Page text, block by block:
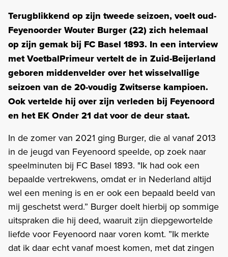
Terugblikkend op zijn tweede seizoen, voelt oud-
Feyenoorder Wouter Burger (22) zich helemaal
op zijn gemak bij FC Basel 1893. In een interview
met VoetbalPrimeur vertelt de in Zuid-Beijerland
geboren middenvelder over het wisselvallige
seizoen van de 20-voudig Zwitserse kampioen.
Ook vertelde hij over zijn verleden bij Feyenoord
en het EK Onder 21 dat voor de deur staat.
In de zomer van 2021 ging Burger, die al vanaf 2013
in de jeugd van Feyenoord speelde, op zoek naar
speelminuten bij FC Basel 1893. "Ik had ook een
bepaalde vertrekwens, omdat er in Nederland altijd
wel een mening is en er ook een bepaald beeld van
mij geschetst werd.” Burger doelt hierbij op sommige
uitspraken die hij deed, waaruit zijn diepgewortelde
liefde voor Feyenoord naar voren komt. ”Ik merkte
dat ik daar echt vanaf moest komen, met dat zingen